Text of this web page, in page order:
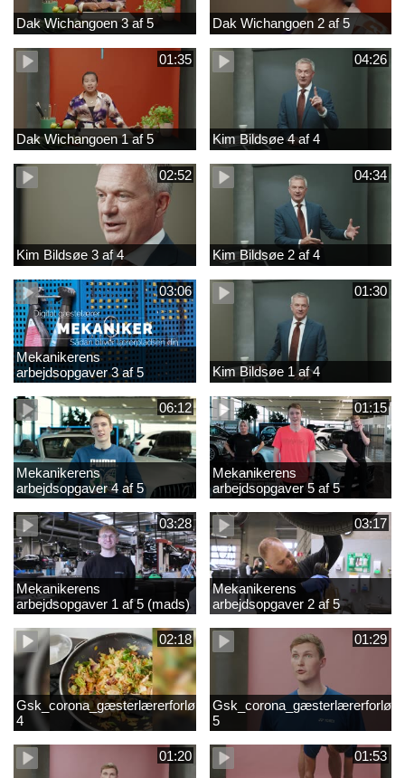
Dak Wichangoen 3 af 5 Dak Wichangoen 2 af 5
01:35
Dak Wichangoen 1 af 5
04:26
Kim Bildsøe 4 af 4
02:52
Kim Bildsøe 3 af 4
04:34
Kim Bildsøe 2 af 4
03:06
Mekanikerens
arbejdsopgaver 3 af 5
(lærepladssøgning)
01:30
Kim Bildsøe 1 af 4
06:12
Mekanikerens
arbejdsopgaver 4 af 5
(Frederik Vesti)
01:15
Mekanikerens
arbejdsopgaver 5 af 5
(Frederik Vesti)
03:28
Mekanikerens
arbejdsopgaver 1 af 5 (mads)
03:17
Mekanikerens
arbejdsopgaver 2 af 5
(magnus)
02:18
Gsk_corona_gæsterlærerforløb_Axelsen_del
4
01:29
5
01:20 01:53